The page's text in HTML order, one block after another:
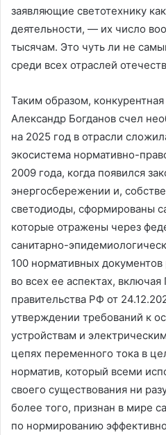
заявляющие светотехнику
деятельности, — их число
тысячам. Это чуть ли не
среди всех отраслей
Таким образом,
Александр Богданов счел
на 2025 год в отрасли
экосистема нормативно-
2009 года, когда появился
энергосбережении и,
светодиоды, сформированы
которые отражены через
санитарно-
100 нормативных документов
во всех ее аспектах,
правительства РФ от
утверждении требований к
устройствам и
цепях переменного тока в
норматив, который всеми
своего существования ни
более того, признан в мире
по нормированию